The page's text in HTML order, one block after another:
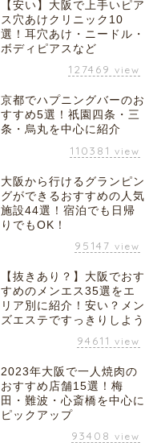
【安い】大阪で上手いピア
ス穴あけクリニック10
選！耳穴あけ・ニードル・
ボディピアスなど
127469 view
京都でハプニングバーのお
すすめ5選！祇園四条・三
条・烏丸を中心に紹介
110381 view
大阪から行けるグランピン
グができるおすすめの人気
施設44選！宿泊でも日帰
りでもOK！
95147 view
【抜きあり？】大阪でおす
すめのメンエス35選をエ
リア別に紹介！安い？メン
ズエステですっきりしよう
94611 view
2023年大阪で一人焼肉の
おすすめ店舗15選！梅
田・難波・心斎橋を中心に
ピックアップ
93408 view